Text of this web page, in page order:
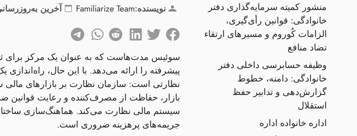
منشور کمیته سرمایه‌گذاری دفتر
خانوادگی: قوانین رأی‌گیری،
الزامات کُوروم و مسیرهای ارتقاء
تضاد منافع
وظیفه حسابرسی داخلی دفتر
خانوادگی: دامنه، خطوط
گزارش‌دهی و تدابیر حفظ
استقلال
اداره خانواده اداره
نویسنده:Familiarize Team آخرین
سوئیس مدت‌هاست که به عنوان یک مرکز برای
پیشرفته را ارائه می‌دهد. با این حال،
سیستم مالی نظارت می‌کند. هماهنگ‌سازی
جریمه‌های پرهزینه ضروری است.